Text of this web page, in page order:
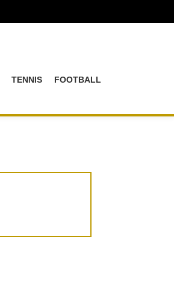
TENNIS
FOOTBALL